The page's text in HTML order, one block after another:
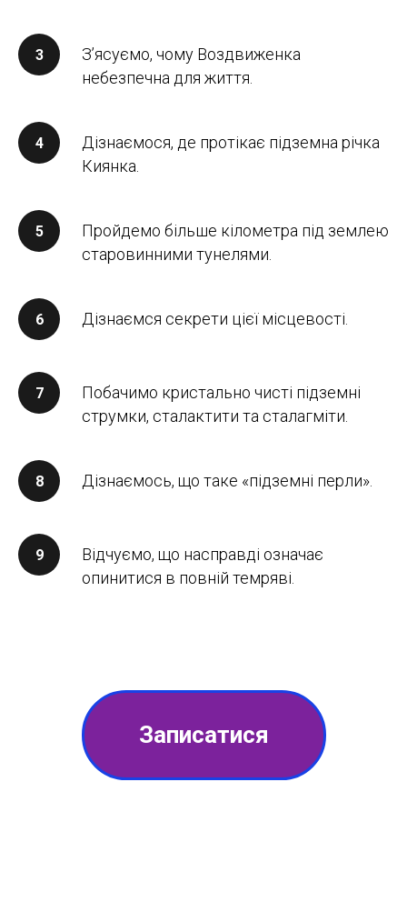
З’ясуємо, чому Воздвиженка
небезпечна для життя.
Дізнаємося, де протікає підземна річка
Киянка.
Пройдемо більше кілометра під землею
старовинними тунелями.
Дізнаємся секрети цієї місцевості.
Побачимо кристально чисті підземні
струмки, сталактити та сталагміти.
Дізнаємось, що таке «підземні перли».
Відчуємо, що насправді означає
опинитися в повній темряві.
Записатися